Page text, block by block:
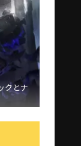
クとナ